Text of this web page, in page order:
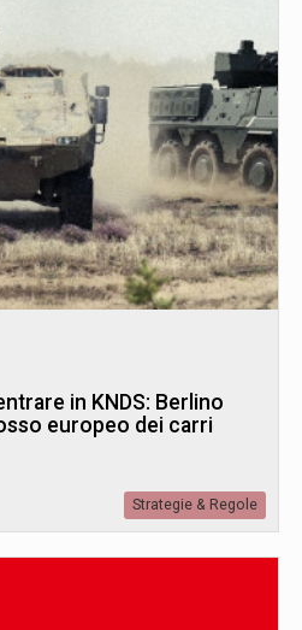
in KNDS: Berlino
europeo dei carri
Strategie & Regole